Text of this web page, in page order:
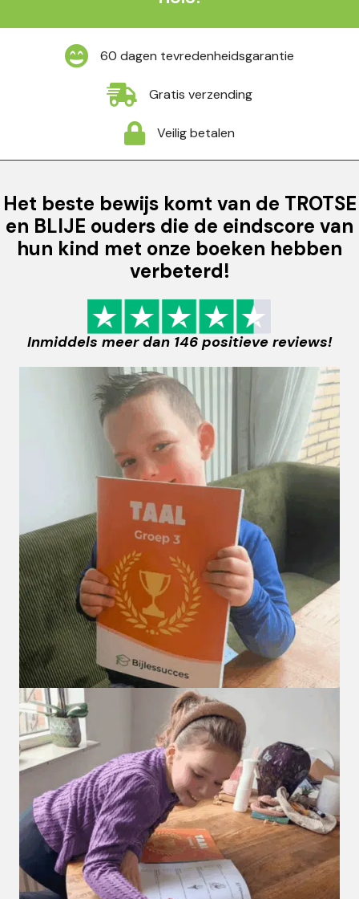
60 dagen tevredenheidsgarantie
Gratis verzending
Veilig betalen
Het beste bewijs komt van de TROTSE
en BLIJE ouders die de eindscore van
hun kind met onze boeken hebben
verbeterd!
Inmiddels meer dan 146 positieve reviews!